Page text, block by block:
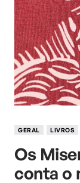
GERAL LIVROS
Os
conta o